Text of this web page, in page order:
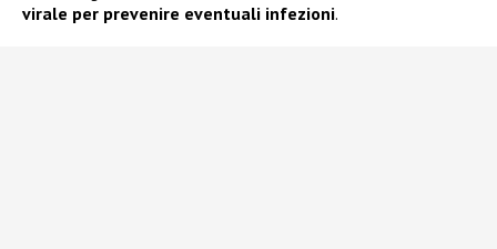
virale per prevenire eventuali infezioni.